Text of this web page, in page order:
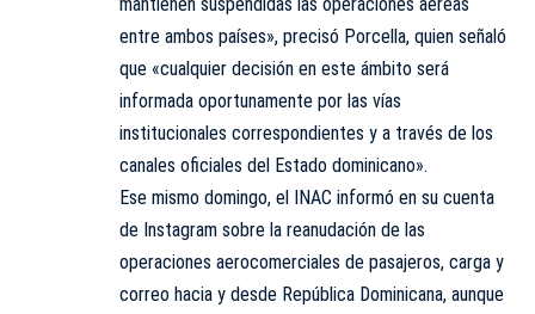
entre ambos países», precisó Porcella, quien señaló
que «cualquier decisión en este ámbito será
informada oportunamente por las vías
institucionales correspondientes y a través de los
canales oficiales del Estado dominicano».
Ese mismo domingo, el INAC informó en su cuenta
de Instagram sobre la reanudación de las
operaciones aerocomerciales de pasajeros, carga y
correo hacia y desde República Dominicana, aunque